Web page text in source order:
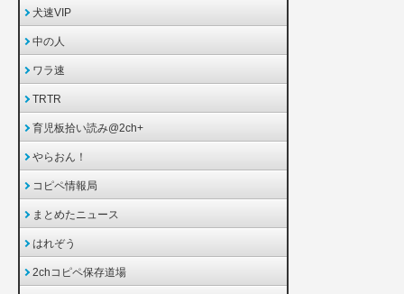
犬速VIP
中の人
ワラ速
TRTR
育児板拾い読み@2ch+
やらおん！
コピペ情報局
まとめたニュース
はれぞう
2chコピペ保存道場